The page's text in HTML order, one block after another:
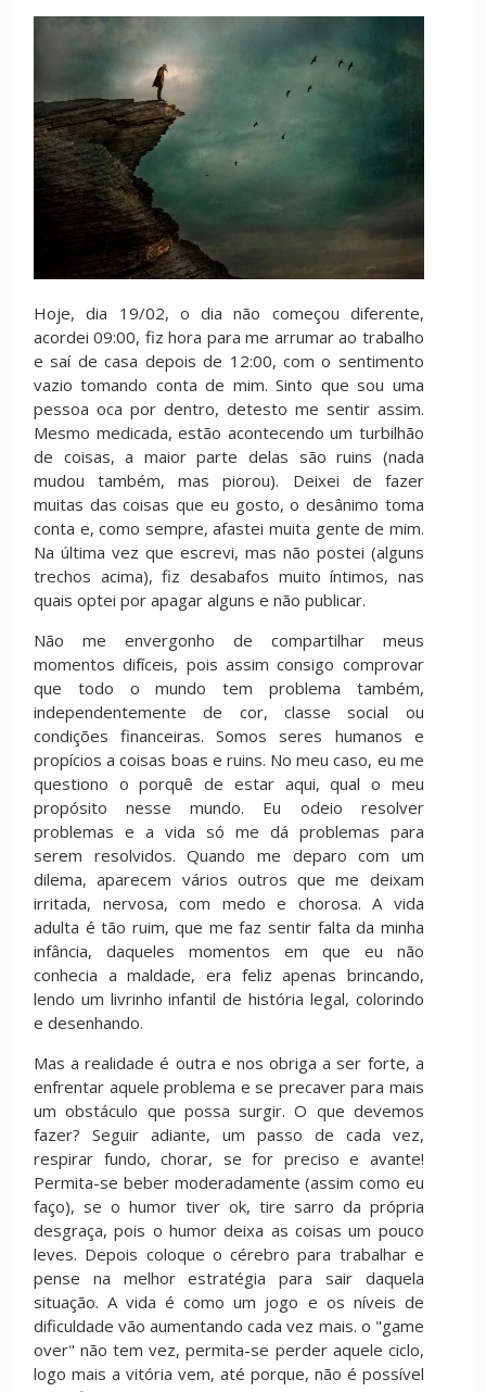
Hoje, dia 19/02, o dia não começou diferente,
acordei 09:00, fiz hora para me arrumar ao trabalho
e saí de casa depois de 12:00, com o sentimento
vazio tomando conta de mim. Sinto que sou uma
pessoa oca por dentro, detesto me sentir assim.
Mesmo medicada, estão acontecendo um turbilhão
de coisas, a maior parte delas são ruins (nada
mudou também, mas piorou). Deixei de fazer
muitas das coisas que eu gosto, o desânimo toma
conta e, como sempre, afastei muita gente de mim.
Na última vez que escrevi, mas não postei (alguns
trechos acima), fiz desabafos muito íntimos, nas
quais optei por apagar alguns e não publicar.
Não me envergonho de compartilhar meus
momentos difíceis, pois assim consigo comprovar
que todo o mundo tem problema também,
independentemente de cor, classe social ou
condições financeiras. Somos seres humanos e
propícios a coisas boas e ruins. No meu caso, eu me
questiono o porquê de estar aqui, qual o meu
propósito nesse mundo. Eu odeio resolver
problemas e a vida só me dá problemas para
serem resolvidos. Quando me deparo com um
dilema, aparecem vários outros que me deixam
irritada, nervosa, com medo e chorosa. A vida
adulta é tão ruim, que me faz sentir falta da minha
infância, daqueles momentos em que eu não
conhecia a maldade, era feliz apenas brincando,
lendo um livrinho infantil de história legal, colorindo
e desenhando.
Mas a realidade é outra e nos obriga a ser forte, a
enfrentar aquele problema e se precaver para mais
um obstáculo que possa surgir. O que devemos
fazer? Seguir adiante, um passo de cada vez,
respirar fundo, chorar, se for preciso e avante!
Permita-se beber moderadamente (assim como eu
faço), se o humor tiver ok, tire sarro da própria
desgraça, pois o humor deixa as coisas um pouco
leves. Depois coloque o cérebro para trabalhar e
pense na melhor estratégia para sair daquela
situação. A vida é como um jogo e os níveis de
dificuldade vão aumentando cada vez mais. o "game
over" não tem vez, permita-se perder aquele ciclo,
logo mais a vitória vem, até porque, não é possível